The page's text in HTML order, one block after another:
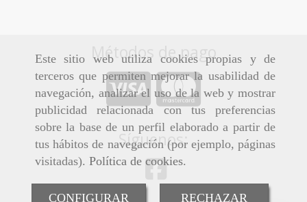
Este sitio web utiliza cookies propias y de
terceros que permiten mejorar la usabilidad de
navegación, analizar el uso de la web y mostrar
publicidad relacionada con tus preferencias
sobre la base de un perfil elaborado a partir de
tus hábitos de navegación (por ejemplo, páginas
visitadas). Política de cookies.
CONFIGURAR RECHAZAR
Métodos de pago
Síguenos: